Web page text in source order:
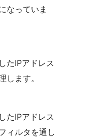
なっていま
IPアドレス
します。
IPアドレス
ィルタを通し